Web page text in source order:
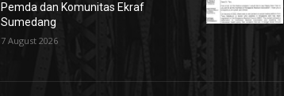
Pemda dan Komunitas Ekraf
Sumedang
7 August 2026